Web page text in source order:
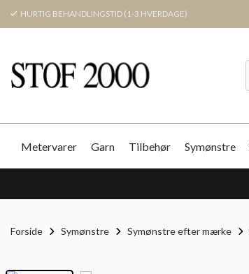
HURTIG BEHANDLINGSTID (1-3 HVERDAGE)
Metervarer Garn Tilbehør Symønstre
Forside Symønstre Symønstre efter mærke